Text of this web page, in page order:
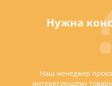
Нужна
Наш менеджер
интересующему